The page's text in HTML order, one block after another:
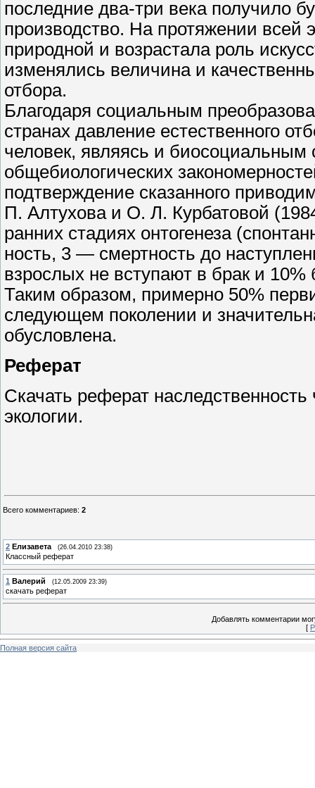
последние два-три века получило
производство. На протяжении всей
природной и возрастала роль
изменялись величина и
отбора.
Благодаря социальным
странах давление естественного
человек, являясь и
общебиологических
подтверждение сказанного
П. Алтухова и О. Л. Курбатовой
ранних стадиях онтогенеза
ность, 3 — смертность до
взрослых не вступают в брак и 10%
Таким образом, примерно 50%
следующем поколении и
обусловлена.
Реферат
Скачать реферат
экологии.
Всего комментариев: 2
2 Елизавета (26.04.2010 23:38)
Классный реферат
1 Валерий (12.05.2009 23:39)
скачать реферат
Добавлять комментарии
[
Полная версия сайта